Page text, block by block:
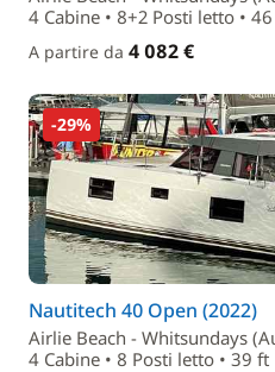
4 Cabine • 8+2 Posti letto •
A partire da 4 082 €
-29%
Nautitech 40 Open (2022)
Airlie Beach - Whitsundays
4 Cabine • 8 Posti letto • 39 ft